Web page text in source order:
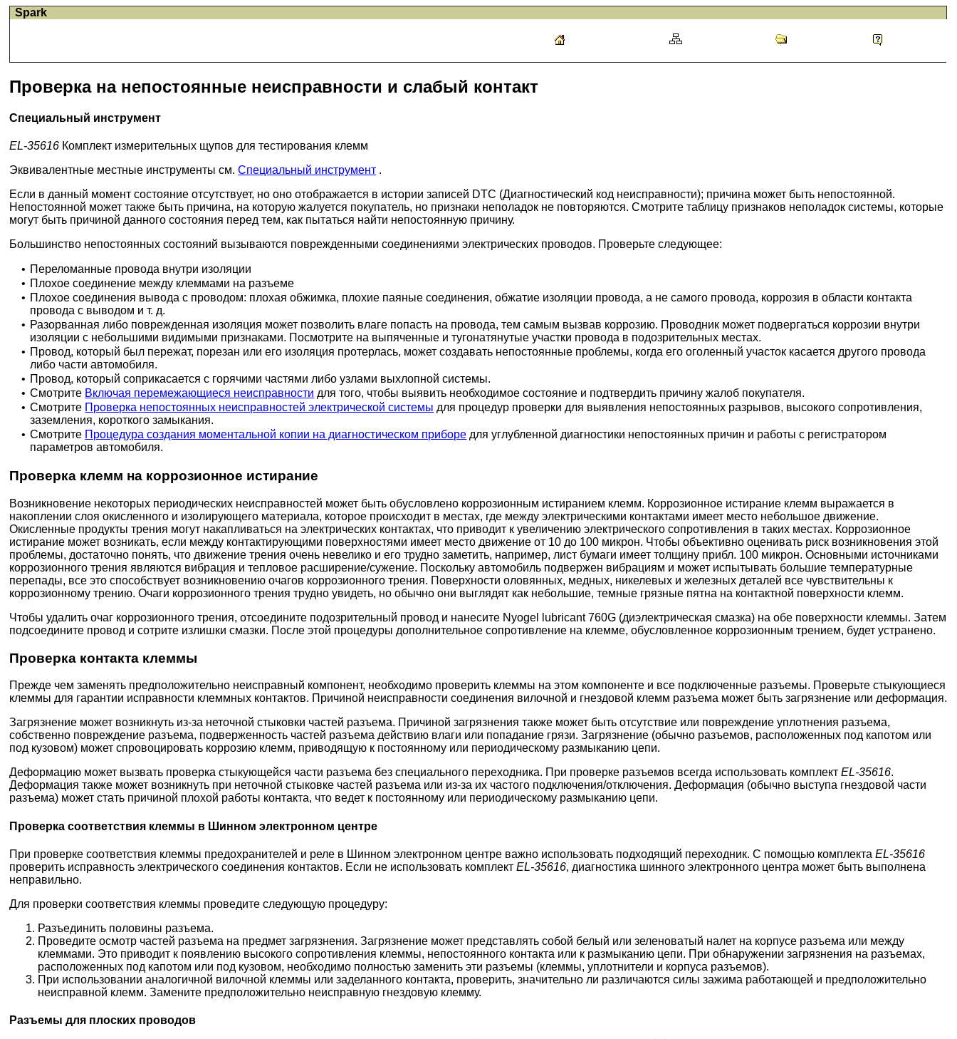
Spark
Проверка на непостоянные неисправности и слабый контакт
Специальный инструмент
EL-35616 Комплект измерительных щупов для тестирования клемм
Эквивалентные местные инструменты см.Специальный инструмент .
Если в данный момент состояние отсутствует, но оно отображается в истории записей DTC (Диагностический код неисправности); причина может быть непостоянной.
Непостоянной может также быть причина, на которую жалуется покупатель, но признаки неполадок не повторяются. Смотрите таблицу признаков неполадок системы, которые
могут быть причиной данного состояния перед тем, как пытаться найти непостоянную причину.
Большинство непостоянных состояний вызываются поврежденными соединениями электрических проводов. Проверьте следующее:
• Переломанные провода внутри изоляции
• Плохое соединение между клеммами на разъеме
• Плохое соединения вывода с проводом: плохая обжимка, плохие паяные соединения, обжатие изоляции провода, а не самого провода, коррозия в области контакта
провода с выводом и т. д.
• Разорванная либо поврежденная изоляция может позволить влаге попасть на провода, тем самым вызвав коррозию. Проводник может подвергаться коррозии внутри
изоляции с небольшими видимыми признаками. Посмотрите на выпяченные и тугонатянутые участки провода в подозрительных местах.
• Провод, который был пережат, порезан или его изоляция протерлась, может создавать непостоянные проблемы, когда его оголенный участок касается другого провода
либо части автомобиля.
• Провод, который соприкасается с горячими частями либо узлами выхлопной системы.
• Смотрите Включая перемежающиеся неисправности для того, чтобы выявить необходимое состояние и подтвердить причину жалоб покупателя.
• Смотрите Проверка непостоянных неисправностей электрической системы для процедур проверки для выявления непостоянных разрывов, высокого сопротивления,
заземления, короткого замыкания.
• Смотрите Процедура создания моментальной копии на диагностическом приборе для углубленной диагностики непостоянных причин и работы с регистратором
параметров автомобиля.
Проверка клемм на коррозионное истирание
Возникновение некоторых периодических неисправностей может быть обусловлено коррозионным истиранием клемм. Коррозионное истирание клемм выражается в
накоплении слоя окисленного и изолирующего материала, которое происходит в местах, где между электрическими контактами имеет место небольшое движение.
Окисленные продукты трения могут накапливаться на электрических контактах, что приводит к увеличению электрического сопротивления в таких местах. Коррозионное
истирание может возникать, если между контактирующими поверхностями имеет место движение от 10 до 100 микрон. Чтобы объективно оценивать риск возникновения этой
проблемы, достаточно понять, что движение трения очень невелико и его трудно заметить, например, лист бумаги имеет толщину прибл. 100 микрон. Основными источниками
коррозионного трения являются вибрация и тепловое расширение/сужение. Поскольку автомобиль подвержен вибрациям и может испытывать большие температурные
перепады, все это способствует возникновению очагов коррозионного трения. Поверхности оловянных, медных, никелевых и железных деталей все чувствительны к
коррозионному трению. Очаги коррозионного трения трудно увидеть, но обычно они выглядят как небольшие, темные грязные пятна на контактной поверхности клемм.
Чтобы удалить очаг коррозионного трения, отсоедините подозрительный провод и нанесите Nyogel lubricant 760G (диэлектрическая смазка) на обе поверхности клеммы. Затем
подсоедините провод и сотрите излишки смазки. После этой процедуры дополнительное сопротивление на клемме, обусловленное коррозионным трением, будет устранено.
Проверка контакта клеммы
Прежде чем заменять предположительно неисправный компонент, необходимо проверить клеммы на этом компоненте и все подключенные разъемы. Проверьте стыкующиеся
клеммы для гарантии исправности клеммных контактов. Причиной неисправности соединения вилочной и гнездовой клемм разъема может быть загрязнение или деформация.
Загрязнение может возникнуть из-за неточной стыковки частей разъема. Причиной загрязнения также может быть отсутствие или повреждение уплотнения разъема,
собственно повреждение разъема, подверженность частей разъема действию влаги или попадание грязи. Загрязнение (обычно разъемов, расположенных под капотом или
под кузовом) может спровоцировать коррозию клемм, приводящую к постоянному или периодическому размыканию цепи.
Деформацию может вызвать проверка стыкующейся части разъема без специального переходника. При проверке разъемов всегда использовать комплектEL-35616.
Деформация также может возникнуть при неточной стыковке частей разъема или из-за их частого подключения/отключения. Деформация (обычно выступа гнездовой части
разъема) может стать причиной плохой работы контакта, что ведет к постоянному или периодическому размыканию цепи.
Проверка соответствия клеммы в Шинном электронном центре
При проверке соответствия клеммы предохранителей и реле в Шинном электронном центре важно использовать подходящий переходник. С помощью комплектаEL-35616
проверить исправность электрического соединения контактов. Если не использовать комплектEL-35616, диагностика шинного электронного центра может быть выполнена
неправильно.
Для проверки соответствия клеммы проведите следующую процедуру:
Разъединить половины разъема.
Проведите осмотр частей разъема на предмет загрязнения. Загрязнение может представлять собой белый или зеленоватый налет на корпусе разъема или между
клеммами. Это приводит к появлению высокого сопротивления клеммы, непостоянного контакта или к размыканию цепи. При обнаружении загрязнения на разъемах,
расположенных под капотом или под кузовом, необходимо полностью заменить эти разъемы (клеммы, уплотнители и корпуса разъемов).
При использовании аналогичной вилочной клеммы или заделанного контакта, проверить, значительно ли различаются силы зажима работающей и предположительно
неисправной клемм. Замените предположительно неисправную гнездовую клемму.
Разъемы для плоских проводов